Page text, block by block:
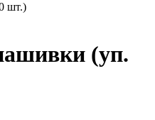
шт.)
(уп.